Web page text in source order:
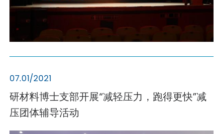
07.01/2021
研材料博士支部开展“减轻压力，跑得更快”减
压团体辅导活动